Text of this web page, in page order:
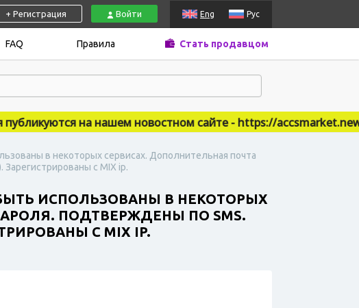
+ Регистрация Войти Eng Рус
FAQ Правила Стать продавцом
на нашем новостном сайте - https://accsmarket.news
в некоторых сервисах. Дополнительная почта
с MIX ip.
ИСПОЛЬЗОВАНЫ В НЕКОТОРЫХ
ПОДТВЕРЖДЕНЫ ПО SMS.
С MIX IP.